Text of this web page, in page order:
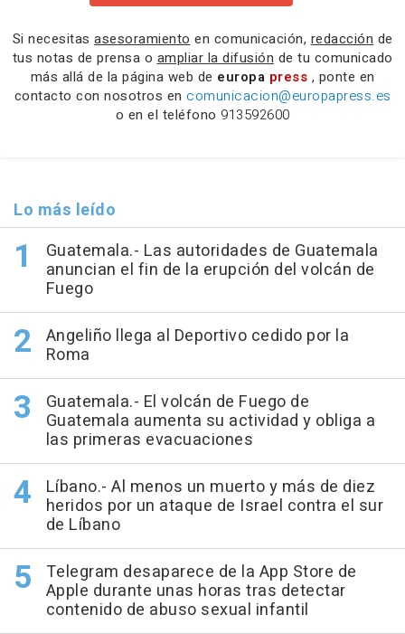
Si necesitas asesoramiento en comunicación, redacción de
tus notas de prensa o ampliar la difusión de tu comunicado
más allá de la página web de europa press , ponte en
contacto con nosotros en comunicacion@europapress.es
o en el teléfono 913592600
Lo más leído
Guatemala.- Las autoridades de Guatemala
anuncian el fin de la erupción del volcán de
Fuego
Angeliño llega al Deportivo cedido por la
Roma
Guatemala.- El volcán de Fuego de
Guatemala aumenta su actividad y obliga a
las primeras evacuaciones
Líbano.- Al menos un muerto y más de diez
heridos por un ataque de Israel contra el sur
de Líbano
Telegram desaparece de la App Store de
Apple durante unas horas tras detectar
contenido de abuso sexual infantil